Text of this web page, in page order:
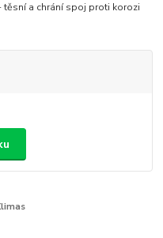
a chrání spoj proti korozi